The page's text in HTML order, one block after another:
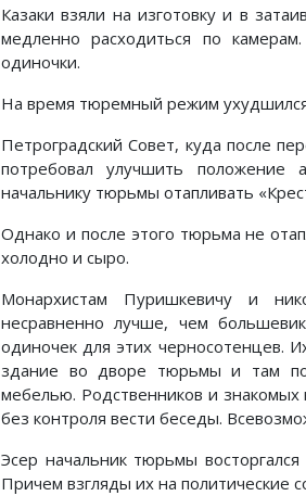
Казаки взяли на изготовку и в
медленно расходиться по
одиночки.
На время тюремный режим
Петроградский Совет, куда после
потребовал улучшить положение
начальнику тюрьмы отапливать
Однако и после этого тюрьма не
холодно и сыро.
Монархистам Пуришкевичу и
несравненно лучше, чем
одиночек для этих черносотенцев.
здание во дворе тюрьмы и там
мебелью. Родственников и знакомых
без контроля вести беседы.
Эсер начальник тюрьмы
Причем взгляды их на политические